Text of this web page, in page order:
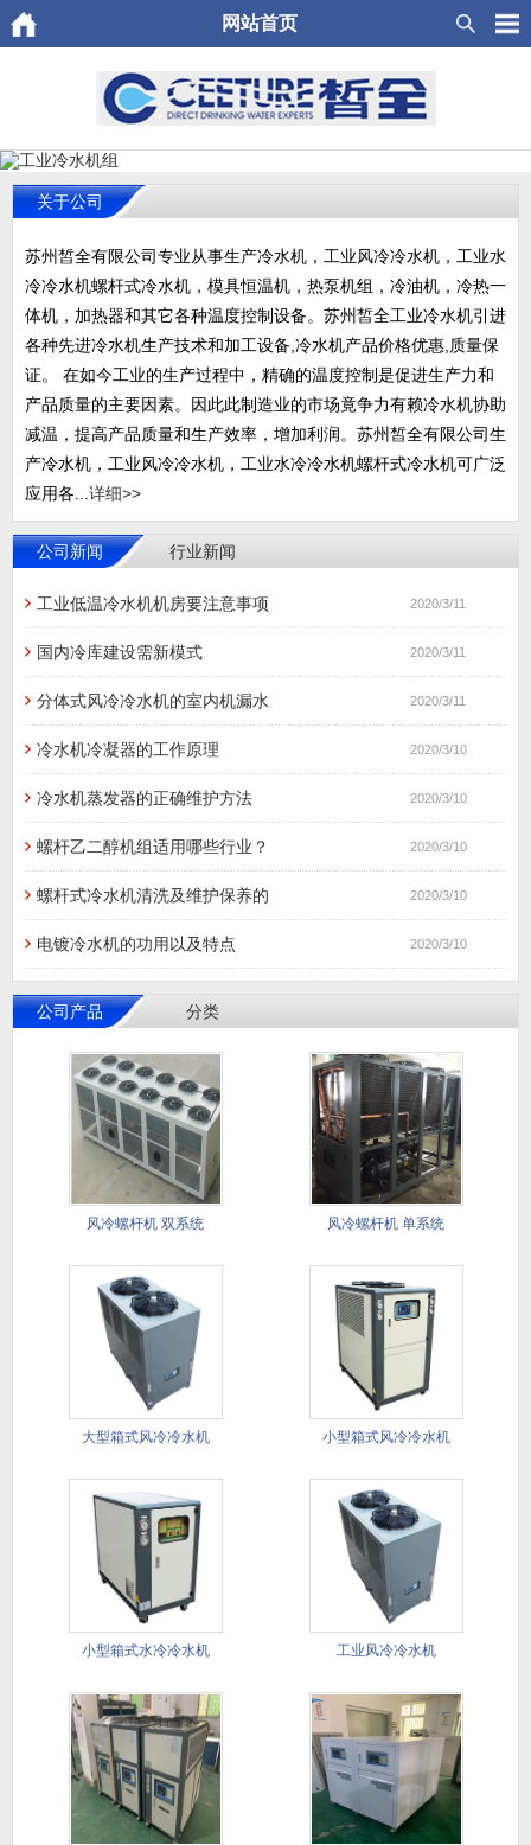
网站首页
关于公司
苏州皙全有限公司专业从事生产冷水机，工业风冷冷水机，工业水
冷冷水机螺杆式冷水机，模具恒温机，热泵机组，冷油机，冷热一
体机，加热器和其它各种温度控制设备。苏州皙全工业冷水机引进
各种先进冷水机生产技术和加工设备,冷水机产品价格优惠,质量保
证。 在如今工业的生产过程中，精确的温度控制是促进生产力和
产品质量的主要因素。因此此制造业的市场竟争力有赖冷水机协助
减温，提高产品质量和生产效率，增加利润。苏州皙全有限公司生
产冷水机，工业风冷冷水机，工业水冷冷水机螺杆式冷水机可广泛
应用各... 详细>>
公司新闻 行业新闻
工业低温冷水机机房要注意事项 2020/3/11
国内冷库建设需新模式 2020/3/11
分体式风冷冷水机的室内机漏水 2020/3/11
冷水机冷凝器的工作原理 2020/3/10
冷水机蒸发器的正确维护方法 2020/3/10
螺杆乙二醇机组适用哪些行业？ 2020/3/10
螺杆式冷水机清洗及维护保养的 2020/3/10
电镀冷水机的功用以及特点 2020/3/10
公司产品 分类
风冷螺杆机 双系统 风冷螺杆机 单系统
大型箱式风冷冷水机​ 小型箱式风冷冷水机
小型箱式水冷冷水机 工业风冷冷水机